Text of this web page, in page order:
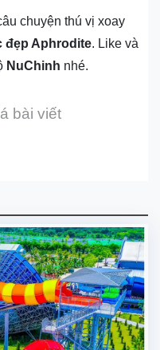
chuyện thú vị xoay
đẹp Aphrodite. Like và
NuChinh nhé.
bài viết